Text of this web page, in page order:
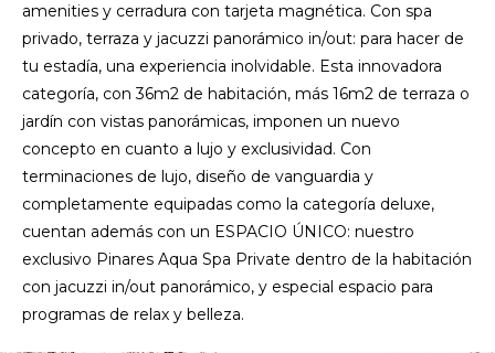
amenities y cerradura con tarjeta magnética. Con spa
privado, terraza y jacuzzi panorámico in/out: para hacer de
tu estadía, una experiencia inolvidable. Esta innovadora
categoría, con 36m2 de habitación, más 16m2 de terraza o
jardín con vistas panorámicas, imponen un nuevo
concepto en cuanto a lujo y exclusividad. Con
terminaciones de lujo, diseño de vanguardia y
completamente equipadas como la categoría deluxe,
cuentan además con un ESPACIO ÚNICO: nuestro
exclusivo Pinares Aqua Spa Private dentro de la habitación
con jacuzzi in/out panorámico, y especial espacio para
programas de relax y belleza.